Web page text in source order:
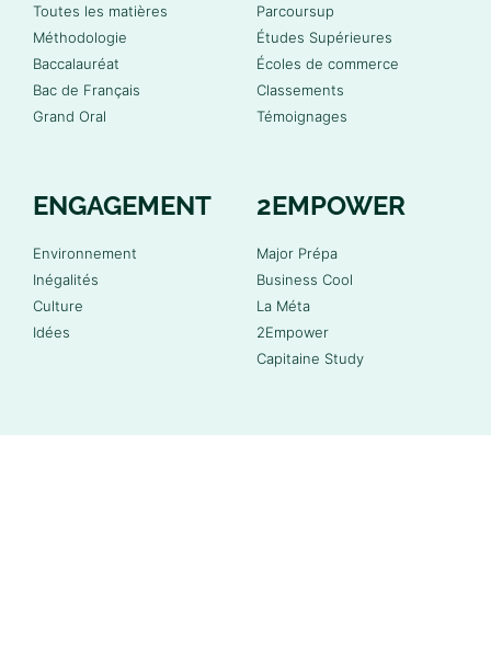
Toutes les matières
Méthodologie
Baccalauréat
Bac de Français
Grand Oral
Parcoursup
Études Supérieures
Écoles de commerce
Classements
Témoignages
ENGAGEMENT
Environnement
Inégalités
Culture
Idées
2EMPOWER
Major Prépa
Business Cool
La Méta
2Empower
Capitaine Study